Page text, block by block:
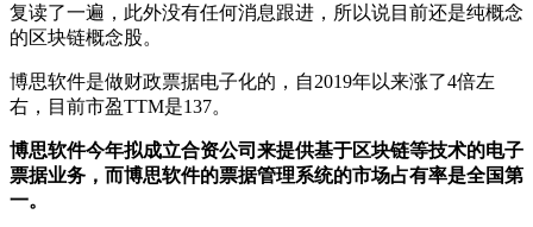
复读了一遍，此外没有任何消息跟进，所以说目前还是纯概念
的区块链概念股。
博思软件是做财政票据电子化的，自2019年以来涨了4倍左
右，目前市盈TTM是137。
博思软件今年拟成立合资公司来提供基于区块链等技术的电子
票据业务，而博思软件的票据管理系统的市场占有率是全国第
一。